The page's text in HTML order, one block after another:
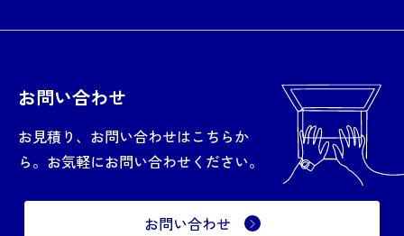
お問い合わせ
お見積り、お問い合わせはこちらか
ら。お気軽にお問い合わせください。
お問い合わせ